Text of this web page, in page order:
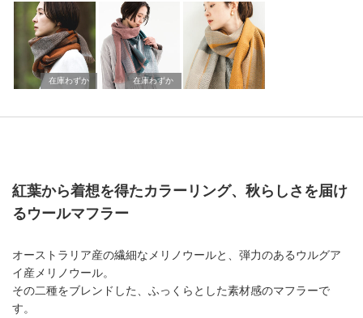
在庫わずか 在庫わずか
紅葉から着想を得たカラーリング、秋らしさを届け
るウールマフラー
オーストラリア産の繊細なメリノウールと、弾力のあるウルグア
イ産メリノウール。
その二種をブレンドした、ふっくらとした素材感のマフラーで
す。